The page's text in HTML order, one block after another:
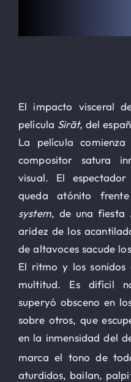
SEARCH
El impacto visceral
película Sirāt, del
La película
compositor satura
visual. El
queda atónito
system, de una fiesta
aridez de los
de altavoces sacude
El ritmo y los sonidos
multitud. Es difícil
superyó obsceno en
sobre otros, que
en la inmensidad del
marca el tono de
aturdidos, bailan,